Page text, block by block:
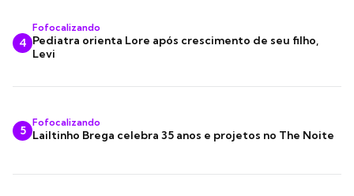
4
Fofocalizando
Pediatra orienta Lore após crescimento de seu filho,
Levi
5
Fofocalizando
Lailtinho Brega celebra 35 anos e projetos no The Noite